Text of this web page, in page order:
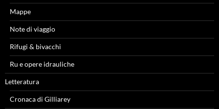
Mappe
Note di viaggio
Rifugi & bivacchi
Ru e opere idrauliche
Letteratura
Cronaca di Gilliarey